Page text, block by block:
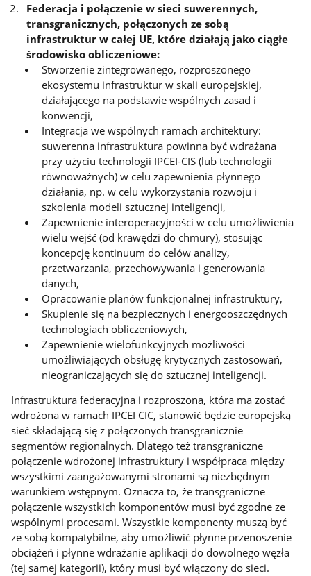
Federacja i połączenie w sieci suwerennych,
transgranicznych, połączonych ze sobą
infrastruktur w całej UE, które działają jako ciągłe
środowisko obliczeniowe:
Stworzenie zintegrowanego, rozproszonego
ekosystemu infrastruktur w skali europejskiej,
działającego na podstawie wspólnych zasad i
konwencji,
Integracja we wspólnych ramach architektury:
suwerenna infrastruktura powinna być wdrażana
przy użyciu technologii IPCEI-CIS (lub technologii
równoważnych) w celu zapewnienia płynnego
działania, np. w celu wykorzystania rozwoju i
szkolenia modeli sztucznej inteligencji,
Zapewnienie interoperacyjności w celu umożliwienia
wielu wejść (od krawędzi do chmury), stosując
koncepcję kontinuum do celów analizy,
przetwarzania, przechowywania i generowania
danych,
Opracowanie planów funkcjonalnej infrastruktury,
Skupienie się na bezpiecznych i energooszczędnych
technologiach obliczeniowych,
Zapewnienie wielofunkcyjnych możliwości
umożliwiających obsługę krytycznych zastosowań,
nieograniczających się do sztucznej inteligencji.
Infrastruktura federacyjna i rozproszona, która ma zostać
wdrożona w ramach IPCEI CIC, stanowić będzie europejską
sieć składającą się z połączonych transgranicznie
segmentów regionalnych. Dlatego też transgraniczne
połączenie wdrożonej infrastruktury i współpraca między
wszystkimi zaangażowanymi stronami są niezbędnym
warunkiem wstępnym. Oznacza to, że transgraniczne
połączenie wszystkich komponentów musi być zgodne ze
wspólnymi procesami. Wszystkie komponenty muszą być
ze sobą kompatybilne, aby umożliwić płynne przenoszenie
obciążeń i płynne wdrażanie aplikacji do dowolnego węzła
(tej samej kategorii), który musi być włączony do sieci.